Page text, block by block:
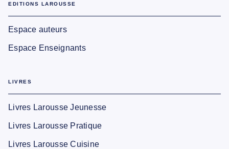
EDITIONS LAROUSSE
Espace auteurs
Espace Enseignants
LIVRES
Livres Larousse Jeunesse
Livres Larousse Pratique
Livres Larousse Cuisine